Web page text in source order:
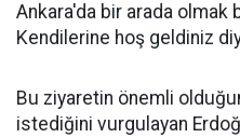
Ankara'da bir arada olmak
Kendilerine hoş geldiniz
Bu ziyaretin önemli
istediğini vurgulayan